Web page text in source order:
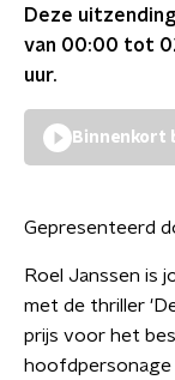
Deze
van 00:00 tot
uur.
Binnenkort
Gepresenteerd
Roel Janssen is
met de thriller
prijs voor het
hoofdpersonage